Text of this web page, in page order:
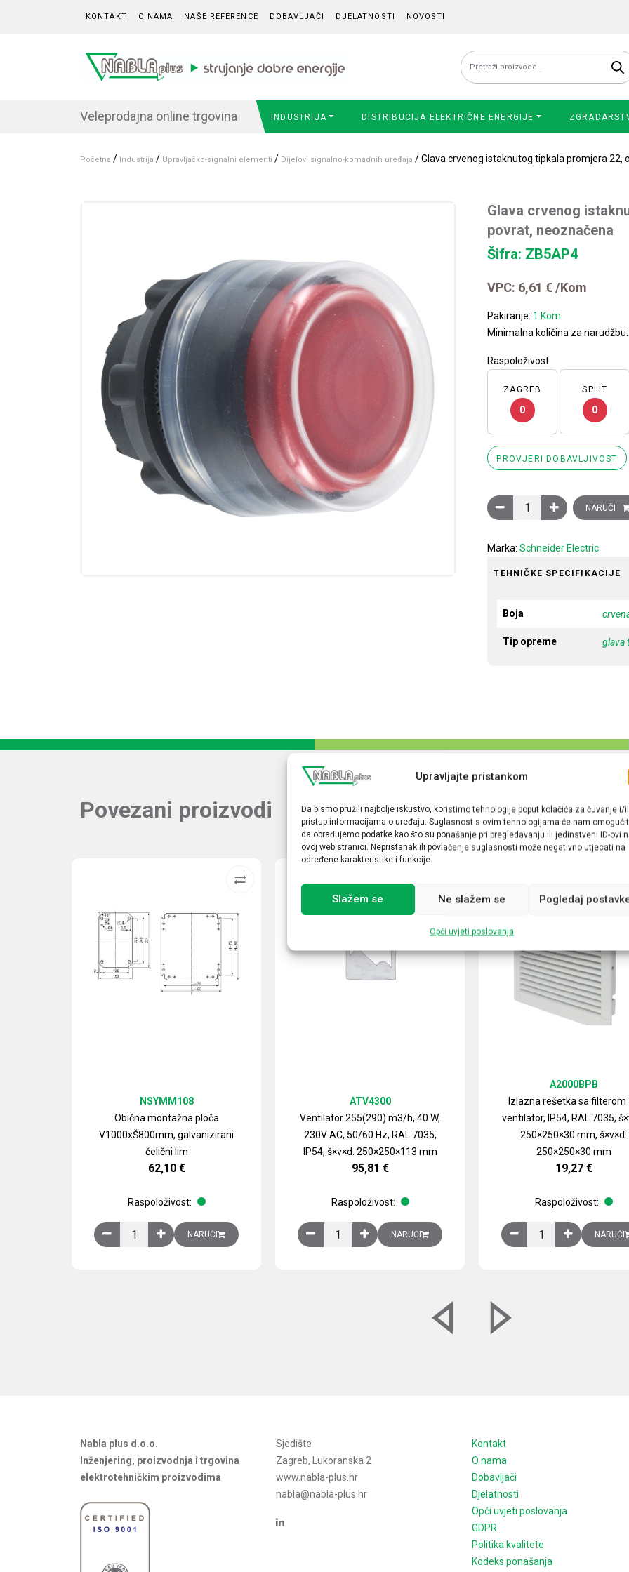
Upravljajte pristankom
Da bismo pružili najbolje iskustvo, koristimo tehnologije poput kolačića za čuvanje i/
pristup informacijama o uređaju. Suglasnost s ovim tehnologijama će nam
da obrađujemo podatke kao što su ponašanje pri pregledavanju ili jedinstveni ID-ovi
ovoj web stranici. Nepristanak ili povlačenje suglasnosti može negativno utjecati na
određene karakteristike i funkcije.
Slažem se Ne slažem se Pogledaj
Opći uvjeti poslovanja
KONTAKT O NAMA NAŠE REFERENCE DOBAVLJAČI DJELATNOSTI NOVOSTI
Pretraži:
Veleprodajna online trgovina INDUSTRIJA DISTRIBUCIJA ELEKTRIČNE ENERGIJE
Početna / Industrija / Upravljačko-signalni elementi / Dijelovi signalno-komadnih uređaja / Glava crvenog istaknutog tipkala promjera 22,
Glava crvenog
povrat, neoznačena
Šifra: ZB5AP4
VPC: 6,61€ /Kom
Pakiranje: 1 Kom
Minimalna količina za narudžbu:
Raspoloživost
ZAGREB
0
SPLIT
0
PROVJERI DOBAVLJIVOST
Glava crvenog NARUČI
Marka:Schneider Electric
TEHNIČKE SPECIFIKACIJE
Boja
Tip opreme glava
Povezani proizvodi
Obična montažna ploča
V1000xŠ800mm, galvanizirani
čelični lim
NSYMM108
62,10 €
Raspoloživost:
Obična montažna ploča V1000xŠ800mm, galvanizirani čelični lim količina
NARUČI
Ventilator 255(290) m3/h, 40 W,
230V AC, 50/60 Hz, RAL 7035,
IP54, š×v×d: 250×250×113 mm
ATV4300
95,81 €
Raspoloživost:
Ventilator 255(290) m3/h, 40 W, 230V AC, 50/60 Hz, RAL 7035,
NARUČI
Izlazna rešetka sa filterom
ventilator, IP54, RAL 7035,
250×250×30 mm, š×v×d:
250×250×30 mm
A2000BPB
19,27 €
Raspoloživost:
Izlazna rešetka saNARUČI
Nabla plus d.o.o.
Inženjering, proizvodnja i trgovina
elektrotehničkim proizvodima
Sjedište
Zagreb, Lukoranska 2
www.nabla-plus.hr
nabla@nabla-plus.hr
Kontakt
O nama
Dobavljači
Djelatnosti
Opći uvjeti poslovanja
GDPR
Politika kvalitete
Kodeks ponašanja